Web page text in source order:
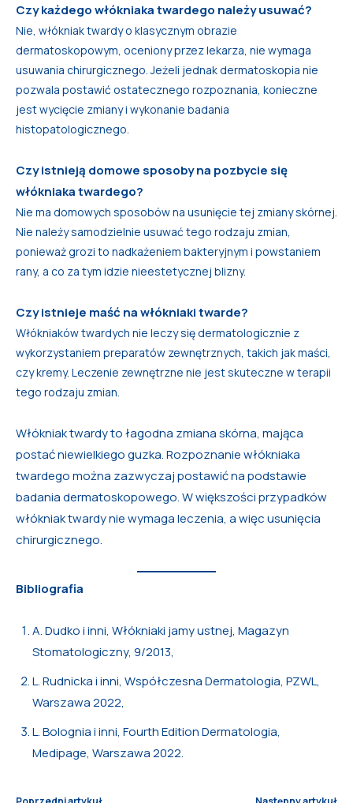
Czy każdego włókniaka twardego należy usuwać?
Nie, włókniak twardy o klasycznym obrazie
dermatoskopowym, oceniony przez lekarza, nie wymaga
usuwania chirurgicznego. Jeżeli jednak dermatoskopia nie
pozwala postawić ostatecznego rozpoznania, konieczne
jest wycięcie zmiany i wykonanie badania
histopatologicznego.
Czy istnieją domowe sposoby na pozbycie się
włókniaka twardego?
Nie ma domowych sposobów na usunięcie tej zmiany skórnej.
Nie należy samodzielnie usuwać tego rodzaju zmian,
ponieważ grozi to nadkażeniem bakteryjnym i powstaniem
rany, a co za tym idzie nieestetycznej blizny.
Czy istnieje maść na włókniaki twarde?
Włókniaków twardych nie leczy się dermatologicznie z
wykorzystaniem preparatów zewnętrznych, takich jak maści,
czy kremy. Leczenie zewnętrzne nie jest skuteczne w terapii
tego rodzaju zmian.
Włókniak twardy to łagodna zmiana skórna, mająca
postać niewielkiego guzka. Rozpoznanie włókniaka
twardego można zazwyczaj postawić na podstawie
badania dermatoskopowego. W większości przypadków
włókniak twardy nie wymaga leczenia, a więc usunięcia
chirurgicznego.
Bibliografia
A. Dudko i inni, Włókniaki jamy ustnej, Magazyn
Stomatologiczny, 9/2013,
L. Rudnicka i inni, Współczesna Dermatologia, PZWL,
Warszawa 2022,
L. Bolognia i inni, Fourth Edition Dermatologia,
Medipage, Warszawa 2022.